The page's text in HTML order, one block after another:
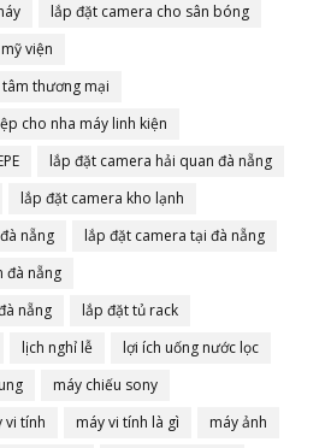
lắp đặt camera cho sân bóng
viện
thương mại
cho nha máy linh kiện
lắp đặt camera hải quan đà nẵng
lắp đặt camera kho lạnh
nẵng
lắp đặt camera tại đà nẵng
đà nẵng
nẵng
lắp đặt tủ rack
lịch nghỉ lễ
lợi ích uống nước lọc
máy chiếu sony
vi tính máy vi tính là gì
máy ảnh